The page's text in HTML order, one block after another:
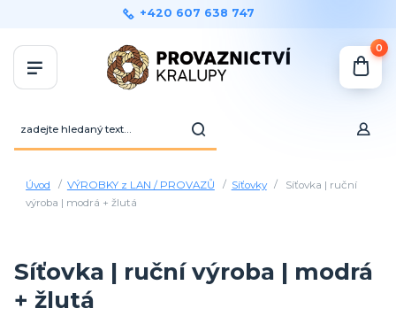
+420 607 638 747
0
Úvod VÝROBKY z LAN / PROVAZŮ Síťovky
Síťovka | ruční
výroba | modrá + žlutá
Síťovka | ruční výroba | modrá
+ žlutá